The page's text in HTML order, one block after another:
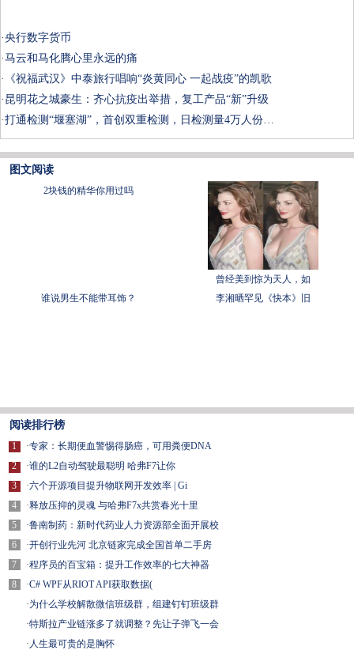
·央行数字货币
·马云和马化腾心里永远的痛
·
《祝福武汉》中泰旅行唱响“炎黄同心 一起战疫”的凯歌
· 昆明花之城豪生：齐心抗疫出举措，复工产品“新”升级
·打通检测“堰塞湖”，首创双重检测，日检测量4万人份…
图文阅读
2块钱的精华你用过吗
曾经美到惊为天人，如
谁说男生不能带耳饰？
李湘晒罕见《快本》旧
阅读排行榜
1
2
3
4
5
6
7
8
·专家：长期便血警惕得肠癌，可用粪便DNA
·谁的L2自动驾驶最聪明 哈弗F7让你
·六个开源项目提升物联网开发效率 | Gi
·释放压抑的灵魂 与哈弗F7x共赏春光十里
·鲁南制药：新时代药业人力资源部全面开展校
·开创行业先河 北京链家完成全国首单二手房
·程序员的百宝箱：提升工作效率的七大神器
·C# WPF从RIOT API获取数据(
·为什么学校解散微信班级群，组建钉钉班级群
·特斯拉产业链涨多了就调整？先让子弹飞一会
· 人生最可贵的是胸怀